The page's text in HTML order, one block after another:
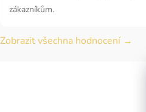
zákazníkům.
Zobrazit všechna hodnocení →